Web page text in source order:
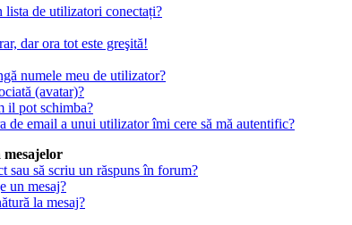
lista de utilizatori conectați?
dar ora tot este greşită!
numele meu de utilizator?
(avatar)?
il pot schimba?
de email a unui utilizator îmi cere să mă autentific?
mesajelor
sau să scriu un răspuns în forum?
un mesaj?
la mesaj?